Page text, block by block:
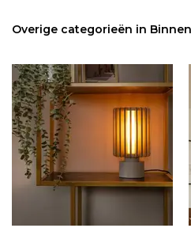
Overige categorieën in